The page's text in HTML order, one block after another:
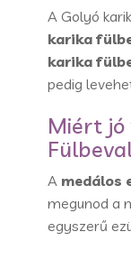
A Golyó
karika
karika
pedig
Miért jó
A medálos
megunod a
egyszerű